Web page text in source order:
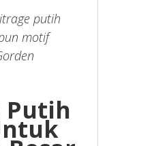
putih
motif
Putih